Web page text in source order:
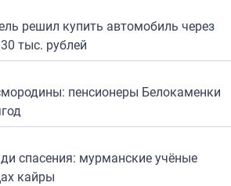
решил купить автомобиль через
тыс. рублей
пенсионеры Белокаменки
спасения: мурманские учёные
кайры